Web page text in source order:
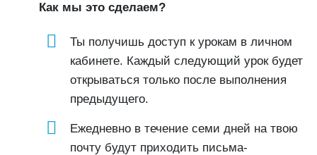
Как мы это сделаем?
Ты получишь доступ к урокам в личном
кабинете. Каждый следующий урок будет
открываться только после выполнения
предыдущего.
Ежедневно в течение семи дней на твою
почту будут приходить письма-